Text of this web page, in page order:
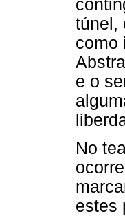
túnel,
como
e o
No
estes